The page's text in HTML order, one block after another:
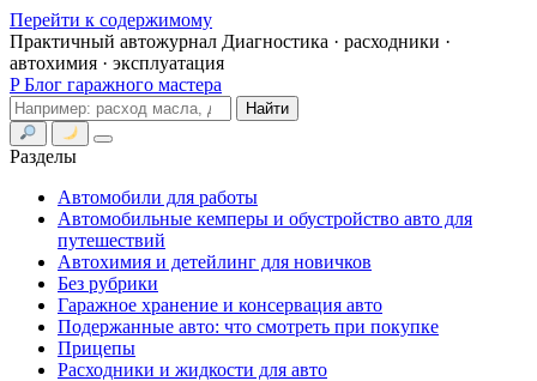
Перейти к содержимому
Практичный автожурнал Диагностика · расходники ·
автохимия · эксплуатация
P Блог гаражного мастера
Поиск
Найти
Меню
Разделы
Автомобили для работы
Автомобильные кемперы и обустройство авто для
путешествий
Автохимия и детейлинг для новичков
Без рубрики
Гаражное хранение и консервация авто
Подержанные авто: что смотреть при покупке
Прицепы
Расходники и жидкости для авто